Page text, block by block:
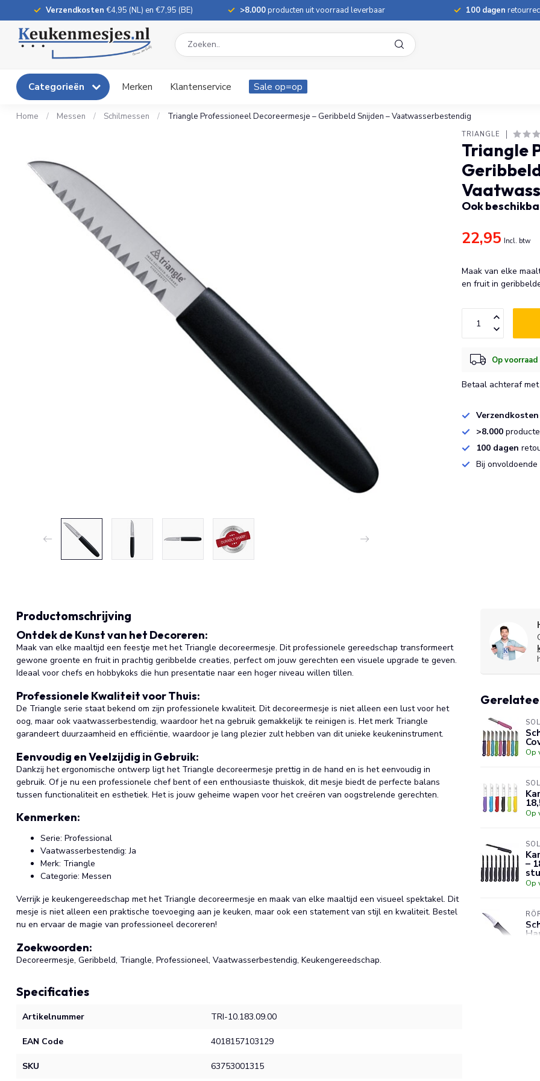
Verzendkosten €4,95 (NL) en €7,95 (BE) >8.000producten uit voorraad leverbaar 100 dagen
Categorieën Merken Klantenservice Sale op=op
Home / Messen / Schilmessen / Triangle Professioneel Decoreermesje – Geribbeld Snijden – Vaatwasserbestendig
TRIANGLE
Triangle
Ook
22,95 Incl. btw
Maak van elke
en fruit in
Op
Betaal achteraf
Verzendkosten
>8.000
100 dagen
Bij
Productomschrijving
Ontdek de Kunst van het Decoreren:
Maak van elke maaltijd een feestje met het Triangle decoreermesje. Dit professionele gereedschap transformeert
gewone groente en fruit in prachtig geribbelde creaties, perfect om jouw gerechten een visuele upgrade te geven.
Ideaal voor chefs en hobbykoks die hun presentatie naar een hoger niveau willen tillen.
Professionele Kwaliteit voor Thuis:
De Triangle serie staat bekend om zijn professionele kwaliteit. Dit decoreermesje is niet alleen een lust voor het
oog, maar ook vaatwasserbestendig, waardoor het na gebruik gemakkelijk te reinigen is. Het merk Triangle
garandeert duurzaamheid en efficiëntie, waardoor je lang plezier zult hebben van dit unieke keukeninstrument.
Eenvoudig en Veelzijdig in Gebruik:
Dankzij het ergonomische ontwerp ligt het Triangle decoreermesje prettig in de hand en is het eenvoudig in
gebruik. Of je nu een professionele chef bent of een enthousiaste thuiskok, dit mesje biedt de perfecte balans
tussen functionaliteit en esthetiek. Het is jouw geheime wapen voor het creëren van oogstrelende gerechten.
Kenmerken:
Serie: Professional
Vaatwasserbestendig: Ja
Merk: Triangle
Categorie: Messen
Verrijk je keukengereedschap met het Triangle decoreermesje en maak van elke maaltijd een visueel spektakel. Dit
mesje is niet alleen een praktische toevoeging aan je keuken, maar ook een statement van stijl en kwaliteit. Bestel
nu en ervaar de magie van professioneel decoreren!
Zoekwoorden:
Decoreermesje, Geribbeld, Triangle, Professioneel, Vaatwasserbestendig, Keukengereedschap.
Specificaties
Artikelnummer TRI-10.183.09.00
EAN Code 4018157103129
SKU 63753001315
Op
Op
–
Op